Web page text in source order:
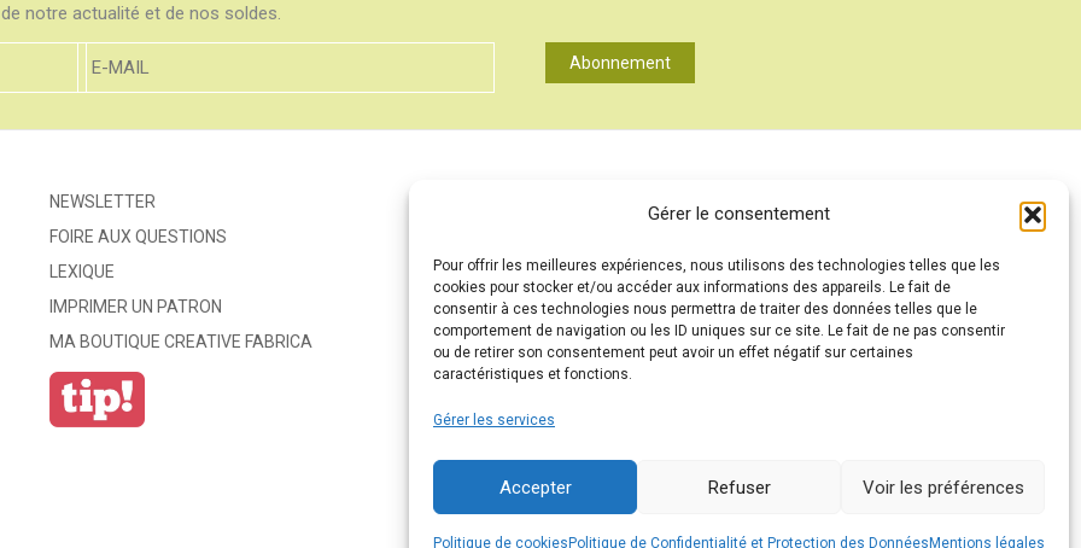
Gérer le consentement
Pour offrir les meilleures expériences, nous utilisons des technologies telles que les
cookies pour stocker et/ou accéder aux informations des appareils. Le fait de
consentir à ces technologies nous permettra de traiter des données telles que le
comportement de navigation ou les ID uniques sur ce site. Le fait de ne pas consentir
ou de retirer son consentement peut avoir un effet négatif sur certaines
caractéristiques et fonctions.
Gérer les services
Accepter Refuser Voir les préférences
Politique de cookies Politique de Confidentialité et Protection des Données Mentions légales
notre actualité et de nos soldes.
Abonnement
NEWSLETTER
FOIRE AUX QUESTIONS
LEXIQUE
IMPRIMER UN PATRON
MA BOUTIQUE CREATIVE FABRICA
CONTACT
ANNONCEURS
CONDITIONS GÉNÉRALES D’UTILISATION
POLITIQUE DE CONFIDENTIALITÉ ET PROTECTION DES
PARTENAIRES
DROIT DE RÉTRACTATION